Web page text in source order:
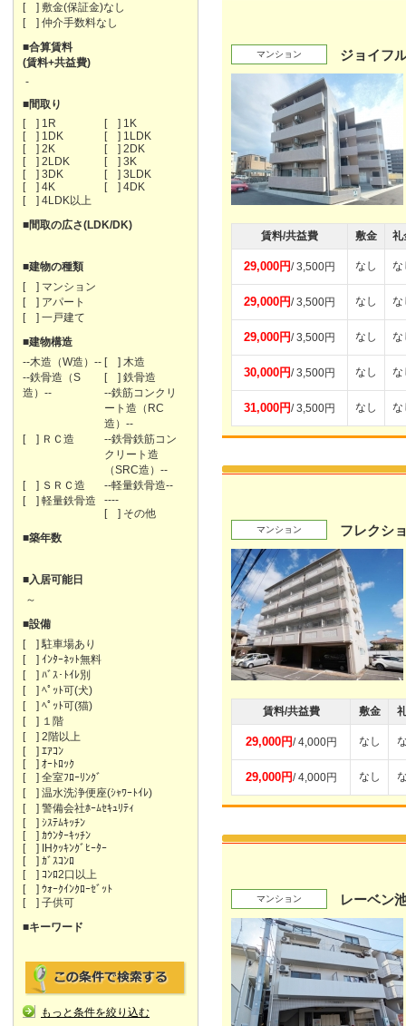
[ ] 敷金(保証金)なし
[ ] 仲介手数料なし
■合算賃料
(賃料+共益費)
-
■間取り
[ ] 1R
[ ] 1K
[ ] 1DK
[ ] 1LDK
[ ] 2K
[ ] 2DK
[ ] 2LDK
[ ] 3K
[ ] 3DK
[ ] 3LDK
[ ] 4K
[ ] 4DK
[ ] 4LDK以上
■間取の広さ(LDK/DK)
■建物の種類
[ ] マンション
[ ] アパート
[ ] 一戸建て
■建物構造
--木造（W造）-- [ ] 木造
--鉄骨造（S
造）--
[ ] 鉄骨造
--鉄筋コンクリ
ート造（RC
造）--
[ ] ＲＣ造
--鉄骨鉄筋コン
クリート造
（SRC造）--
[ ] ＳＲＣ造
--軽量鉄骨造--
[ ] 軽量鉄骨造
----
[ ] その他
■築年数
■入居可能日
～
■設備
[ ] 駐車場あり
[ ] ｲﾝﾀｰﾈｯﾄ無料
[ ] ﾊﾞｽ･ﾄｲﾚ別
[ ] ﾍﾟｯﾄ可(犬)
[ ] ﾍﾟｯﾄ可(猫)
[ ] １階
[ ] 2階以上
[ ] ｴｱｺﾝ
[ ] ｵｰﾄﾛｯｸ
[ ] 全室ﾌﾛｰﾘﾝｸﾞ
[ ] 温水洗浄便座(ｼｬﾜｰﾄｲﾚ)
[ ] 警備会社ﾎｰﾑｾｷｭﾘﾃｨ
[ ] ｼｽﾃﾑｷｯﾁﾝ
[ ] ｶｳﾝﾀｰｷｯﾁﾝ
[ ] IHｸｯｷﾝｸﾞﾋｰﾀｰ
[ ] ｶﾞｽｺﾝﾛ
[ ] ｺﾝﾛ2口以上
[ ] ｳｫｰｸｲﾝｸﾛｰｾﾞｯﾄ
[ ] 子供可
■キーワード
もっと条件を絞り込む
マンション ジョイフ
賃料/共益費 敷金 礼
29,000円/ 3,500円 なし な
29,000円/ 3,500円 なし な
29,000円/ 3,500円 なし な
30,000円/ 3,500円 なし な
31,000円/ 3,500円 なし な
マンション フレクシ
賃料/共益費 敷金
29,000円/ 4,000円 なし
29,000円/ 4,000円 なし
マンション レーベン